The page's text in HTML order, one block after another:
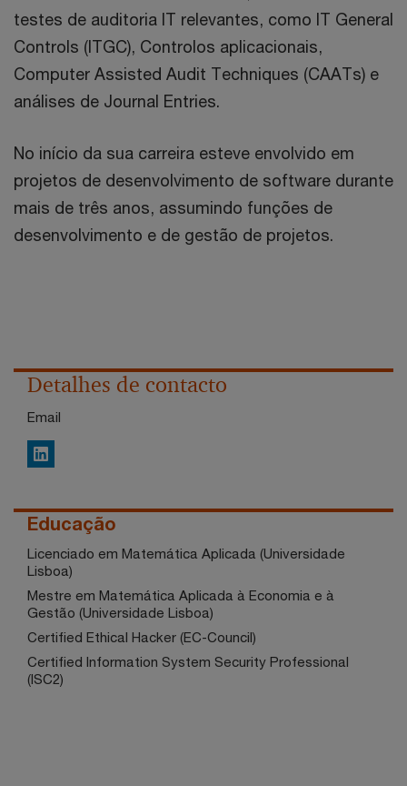
testes de auditoria IT relevantes, como IT General
Controls (ITGC), Controlos aplicacionais,
Computer Assisted Audit Techniques (CAATs) e
análises de Journal Entries.
No início da sua carreira esteve envolvido em
projetos de desenvolvimento de software durante
mais de três anos, assumindo funções de
desenvolvimento e de gestão de projetos.
Detalhes de contacto
Email
LinkedIn
Educação
Licenciado em Matemática Aplicada (Universidade
Lisboa)
Mestre em Matemática Aplicada à Economia e à
Gestão (Universidade Lisboa)
Certified Ethical Hacker (EC-Council)
Certified Information System Security Professional
(ISC2)